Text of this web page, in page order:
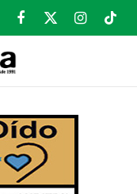
Facebook
X
Instagram